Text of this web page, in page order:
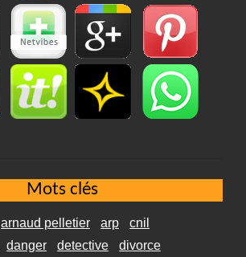
Mots clés
arnaud pelletier arp
cnil
danger detective
divorce